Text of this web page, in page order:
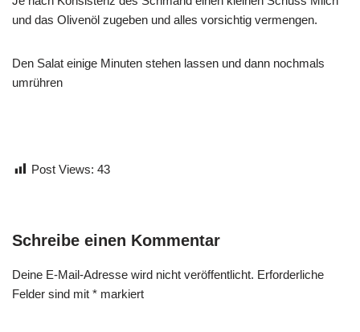
und das Olivenöl zugeben und alles vorsichtig vermengen.
Den Salat einige Minuten stehen lassen und dann nochmals
umrühren
Post Views: 43
Schreibe einen Kommentar
Deine E-Mail-Adresse wird nicht veröffentlicht. Erforderliche
Felder sind mit * markiert